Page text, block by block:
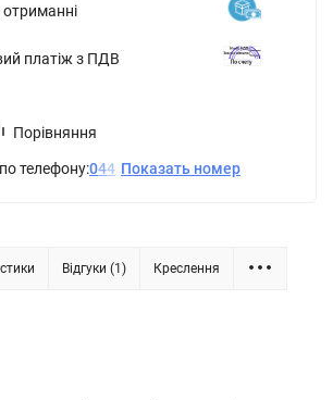
платіж з ПДВ
Порівняння
телефону:044 Показать номер
Відгуки (1) Креслення